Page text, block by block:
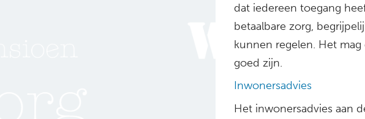
dat iedereen toegang
betaalbare zorg,
kunnen regelen. Het
goed zijn.
Inwonersadvies
Het inwonersadvies aan